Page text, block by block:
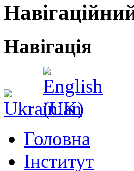
Навігація
Головна
Інститут